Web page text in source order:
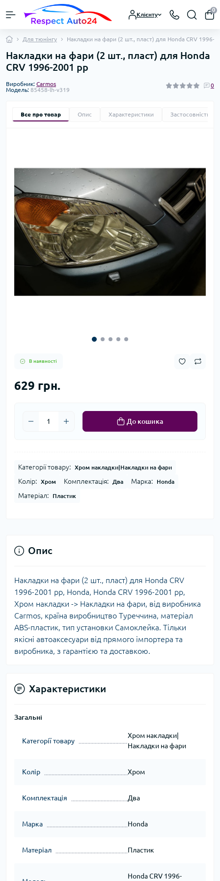
Клієнту
0
Для тюнінгу Накладки на фари (2 шт., пласт) для Honda CRV 1996-
Накладки на фари (2 шт., пласт) для Honda
CRV 1996-2001 рр
Виробник: Carmos
Модель: 85458-lh-v319
0
Все про товар Опис Характеристики Застосовність
В наявності
629 грн.
До кошика
Категорії товару: Хром накладки|Накладки на фари
Колір: Хром Комплектація: Два Марка: Honda
Матеріал: Пластик
Опис
Накладки на фари (2 шт., пласт) для Honda CRV
1996-2001 рр, Honda, Honda CRV 1996-2001 рр,
Хром накладки -> Накладки на фари, від виробника
Carmos, країна виробництво Туреччина, матеріал
ABS-пластик, тип установки Самоклейка. Тільки
якісні автоаксесуари від прямого імпортера та
виробника, з гарантією та доставкою.
Характеристики
Загальні
Категорії товару
Хром накладки|
Накладки на фари
Колір Хром
Комплектація Два
Марка Honda
Матеріал Пластик
Honda CRV 1996-